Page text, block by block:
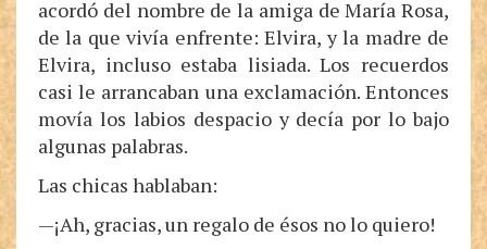
acordó del nombre de la amiga de María Rosa,
de la que vivía enfrente: Elvira, y la madre de
Elvira, incluso estaba lisiada. Los recuerdos
casi le arrancaban una exclamación. Entonces
movía los labios despacio y decía por lo bajo
algunas palabras.
Las chicas hablaban:
—¡Ah, gracias, un regalo de ésos no lo quiero!